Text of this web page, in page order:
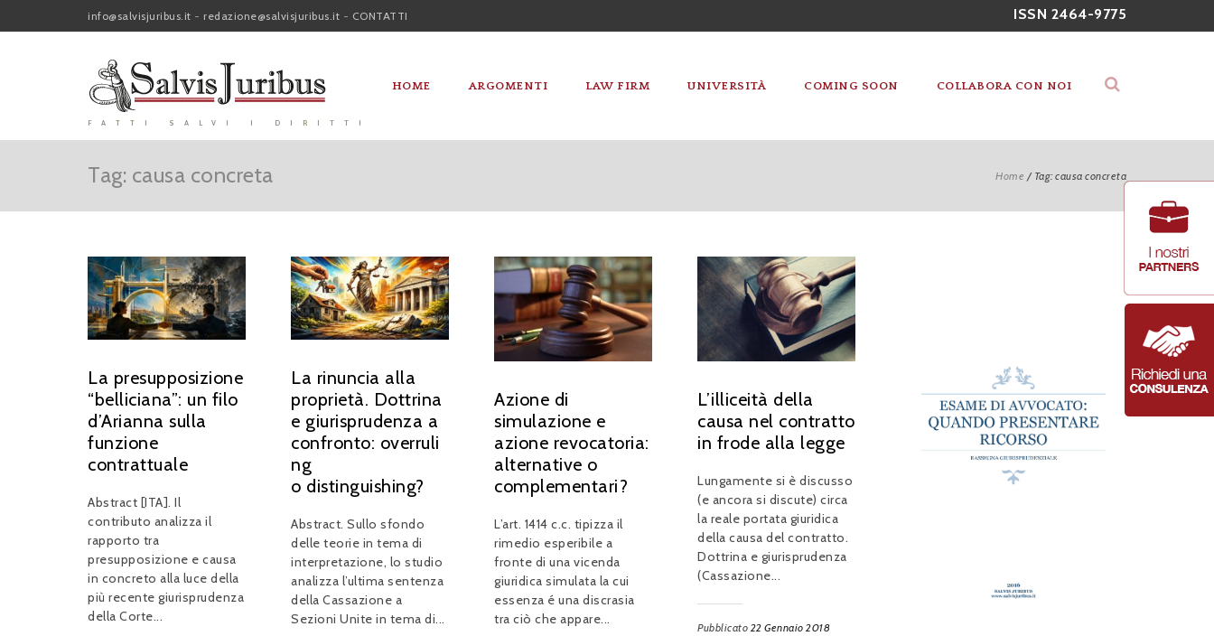
ISSN 2464-9775
info@salvisjuribus.it - redazione@salvisjuribus.it - CONTATTI
FATTI SALVI I DIRITTI
HOME ARGOMENTI LAW FIRM UNIVERSITÀ COMING SOON COLLABORA CON NOI
Home / Tag: causa concreta
Tag: causa concreta
La presupposizione
“belliciana”: un filo
d’Arianna sulla
funzione
contrattuale
Abstract [ITA]. Il
contributo analizza il
rapporto tra
presupposizione e causa
in concreto alla luce della
più recente giurisprudenza
della Corte...
La rinuncia alla
proprietà. Dottrina
e giurisprudenza a
confronto: overruli
ng
o distinguishing?
Abstract. Sullo sfondo
delle teorie in tema di
interpretazione, lo studio
analizza l’ultima sentenza
della Cassazione a
Sezioni Unite in tema di...
Azione di
simulazione e
azione revocatoria:
alternative o
complementari?
L’art. 1414 c.c. tipizza il
rimedio esperibile a
fronte di una vicenda
giuridica simulata la cui
essenza é una discrasia
tra ciò che appare...
L’illiceità della
causa nel contratto
in frode alla legge
Lungamente si è discusso
(e ancora si discute) circa
la reale portata giuridica
della causa del contratto.
Dottrina e giurisprudenza
(Cassazione...
Pubblicato 22 Gennaio 2018